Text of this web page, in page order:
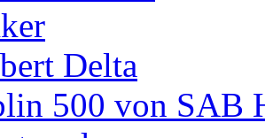
Delta
500 von SAB